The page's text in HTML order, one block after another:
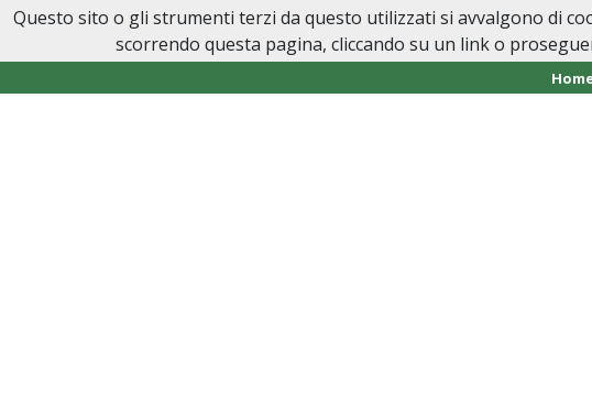
Onoranze Funebri Sarmino
Questo sito o gli strumenti terzi da questo utilizzati si avvalgono di
scorrendo questa pagina, cliccando su un link o